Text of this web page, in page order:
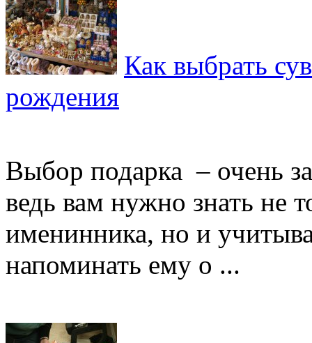
Как выбрать
рождения
Выбор подарка – очень
ведь вам нужно знать не
именинника, но и
напоминать ему о ...